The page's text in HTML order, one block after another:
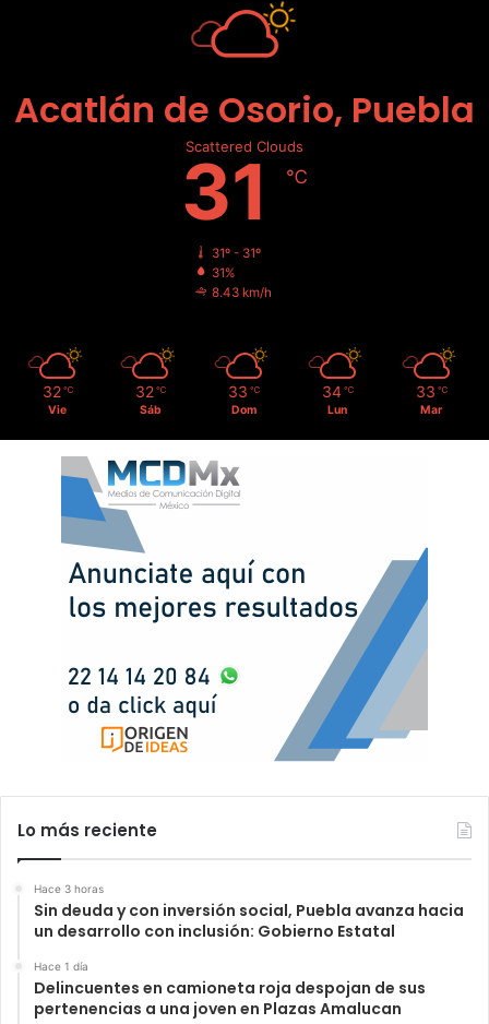
Acatlán de Osorio, Puebla
Scattered Clouds
31 ℃
31º - 31º
31%
8.43 km/h
32 ℃
Vie
32 ℃
Sáb
33 ℃
Dom
34 ℃
Lun
33 ℃
Mar
Lo más reciente
Hace 3 horas
Sin deuda y con inversión social, Puebla avanza hacia
un desarrollo con inclusión: Gobierno Estatal
Hace 1 día
Delincuentes en camioneta roja despojan de sus
pertenencias a una joven en Plazas Amalucan